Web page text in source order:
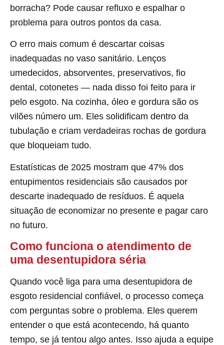
borracha? Pode causar refluxo e espalhar o
problema para outros pontos da casa.
O erro mais comum é descartar coisas
inadequadas no vaso sanitário. Lenços
umedecidos, absorventes, preservativos, fio
dental, cotonetes — nada disso foi feito para ir
pelo esgoto. Na cozinha, óleo e gordura são os
vilões número um. Eles solidificam dentro da
tubulação e criam verdadeiras rochas de gordura
que bloqueiam tudo.
Estatísticas de 2025 mostram que 47% dos
entupimentos residenciais são causados por
descarte inadequado de resíduos. É aquela
situação de economizar no presente e pagar caro
no futuro.
Como funciona o atendimento de
uma desentupidora séria
Quando você liga para uma desentupidora de
esgoto residencial confiável, o processo começa
com perguntas sobre o problema. Eles querem
entender o que está acontecendo, há quanto
tempo, se já tentou algo antes. Isso ajuda a equipe